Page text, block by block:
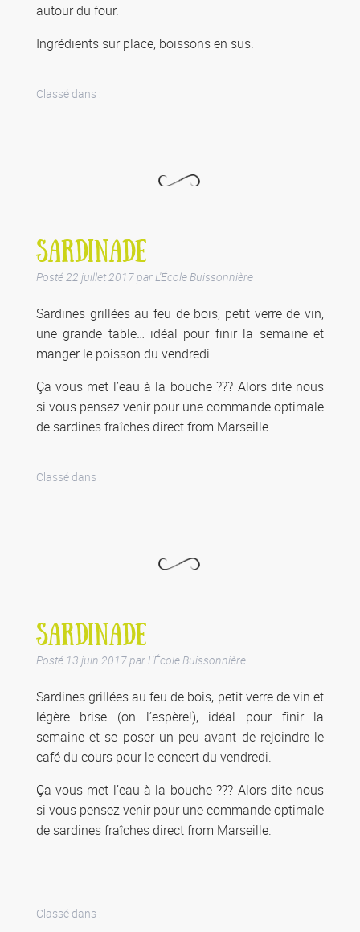
autour du four.
Ingrédients sur place, boissons en sus.
Classé dans :
SARDINADE
Posté 22 juillet 2017par L'École Buissonnière
Sardines grillées au feu de bois, petit verre de vin,
une grande table… idéal pour finir la semaine et
manger le poisson du vendredi.
Ça vous met l’eau à la bouche ??? Alors dite nous
si vous pensez venir pour une commande optimale
de sardines fraîches direct from Marseille.
Classé dans :
SARDINADE
Posté 13 juin 2017par L'École Buissonnière
Sardines grillées au feu de bois, petit verre de vin et
légère brise (on l’espère!), idéal pour finir la
semaine et se poser un peu avant de rejoindre le
café du cours pour le concert du vendredi.
Ça vous met l’eau à la bouche ??? Alors dite nous
si vous pensez venir pour une commande optimale
de sardines fraîches direct from Marseille.
Classé dans :